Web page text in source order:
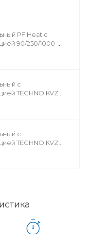
PF Heat с
90/250/1000-
с
TECHNO KVZ
с
TECHNO KVZ